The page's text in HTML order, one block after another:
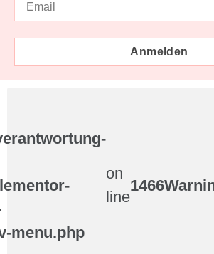
Anmelden
menu.php
on
line
1466